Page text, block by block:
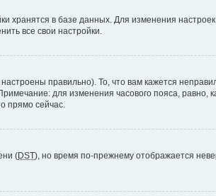
хранятся в базе данных. Для изменения
все свои настройки.
правильно). То, что вам кажется
для изменения часового пояса,
прямо сейчас.
(DST), но время по-прежнему отображается